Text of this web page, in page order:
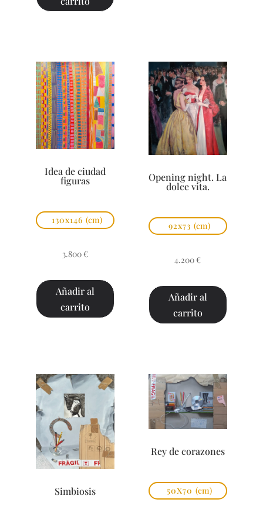
Idea de ciudad
figuras
130x146 (cm)
3.800 €
Añadir al
carrito
Opening night. La
dolce vita.
92x73 (cm)
4.200 €
Añadir al
carrito
Simbiosis
Rey de corazones
50X70 (cm)